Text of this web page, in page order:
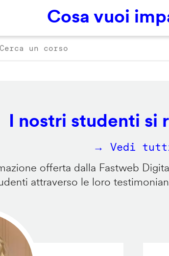
Cosa vuoi
I nostri studenti si
→ Vedi
offerta dalla Fastweb
attraverso le loro